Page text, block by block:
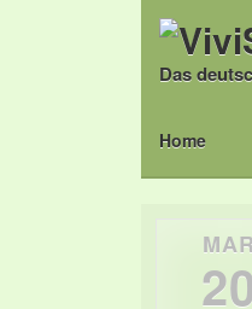
Das
Main menu
Skip
Home
MAR